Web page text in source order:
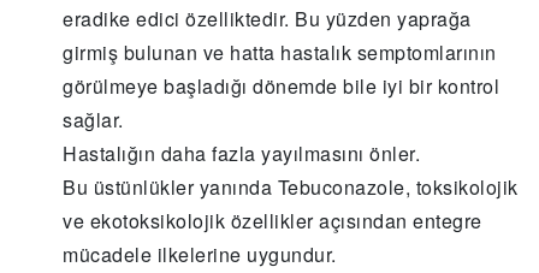
eradike edici özelliktedir. Bu yüzden yaprağa
girmiş bulunan ve hatta hastalık semptomlarının
görülmeye başladığı dönemde bile iyi bir kontrol
sağlar.
Hastalığın daha fazla yayılmasını önler.
Bu üstünlükler yanında Tebuconazole, toksikolojik
ve ekotoksikolojik özellikler açısından entegre
mücadele ilkelerine uygundur.